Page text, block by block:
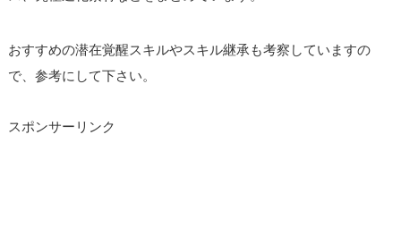
おすすめの潜在覚醒スキルやスキル継承も考察していますの
で、参考にして下さい。
スポンサーリンク